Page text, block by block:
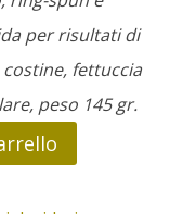
per risultati di
fettuccia
peso 145 gr.